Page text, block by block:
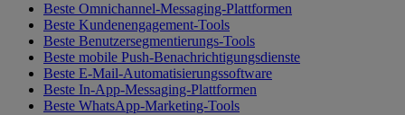
Beste Omnichannel-Messaging-Plattformen
Beste Kundenengagement-Tools
Beste Benutzersegmentierungs-Tools
Beste mobile Push-Benachrichtigungsdienste
Beste E-Mail-Automatisierungssoftware
Beste In-App-Messaging-Plattformen
Beste WhatsApp-Marketing-Tools